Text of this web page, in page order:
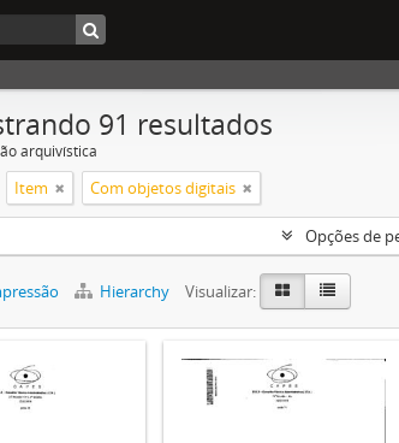
91 resultados
arquivística
Item Com objetos digitais
Opções de
Hierarchy Visualizar: